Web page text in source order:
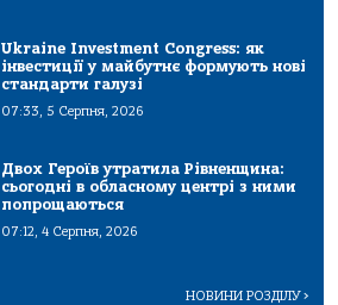
Ukraine Investment Congress: як
інвестиції у майбутнє формують нові
стандарти галузі
07:33, 5 Серпня, 2026
Двох Героїв утратила Рівненщина:
сьогодні в обласному центрі з ними
попрощаються
07:12, 4 Серпня, 2026
НОВИНИ РОЗДІЛУ>